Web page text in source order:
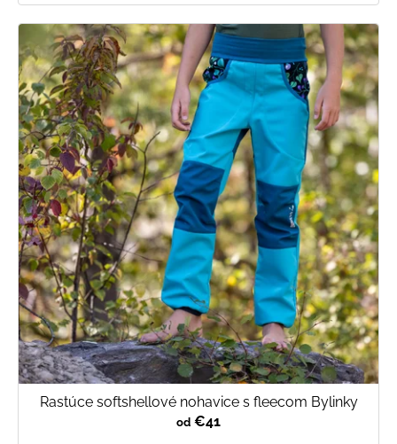
Rastúce softshellové nohavice s fleecom Bylinky
od €41